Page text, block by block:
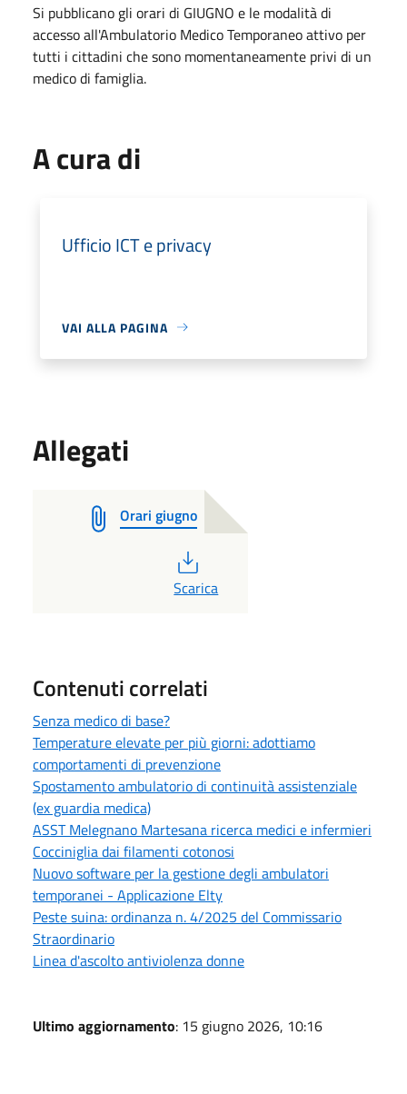
Si pubblicano gli orari di GIUGNO e le modalità di
accesso all'Ambulatorio Medico Temporaneo attivo per
tutti i cittadini che sono momentaneamente privi di un
medico di famiglia.
A cura di
Ufficio ICT e privacy
VAI ALLA PAGINA
Allegati
Orari giugno
PDF
Scarica
Contenuti correlati
Senza medico di base?
Temperature elevate per più giorni: adottiamo
comportamenti di prevenzione
Spostamento ambulatorio di continuità assistenziale
(ex guardia medica)
ASST Melegnano Martesana ricerca medici e infermieri
Cocciniglia dai filamenti cotonosi
Nuovo software per la gestione degli ambulatori
temporanei - Applicazione Elty
Peste suina: ordinanza n. 4/2025 del Commissario
Straordinario
Linea d'ascolto antiviolenza donne
Ultimo aggiornamento: 15 giugno 2026, 10:16